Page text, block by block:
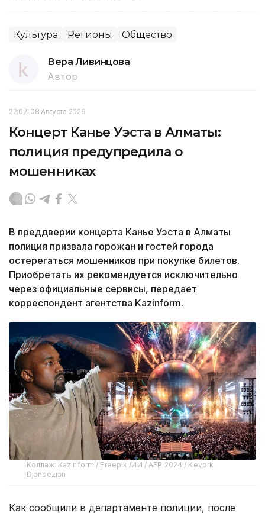
Культура Регионы Общество
Вера Ливинцова
Автор
22:07, 08 Августа 2026
Концерт Канье Уэста в Алматы:
полиция предупредила о
мошенниках
В преддверии концерта Канье Уэста в Алматы
полиция призвала горожан и гостей города
остерегаться мошенников при покупке билетов.
Приобретать их рекомендуется исключительно
через официальные сервисы, передает
корреспондент агентства Kazinform.
Коллаж: Kazinform / Freepik /ИИ / AFP 2024 / Kevork
Djansezian
Как сообщили в департаменте полиции, после